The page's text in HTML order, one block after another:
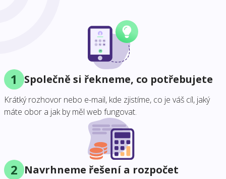
1 Společně si řekneme, co potřebujete
Krátký rozhovor nebo e-mail, kde zjistíme, co je váš cíl, jaký
máte obor a jak by měl web fungovat.
2 Navrhneme řešení a rozpočet